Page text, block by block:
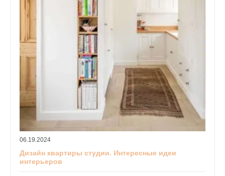
06.19.2024
Дизайн квартиры студии. Интересные идеи
интерьеров